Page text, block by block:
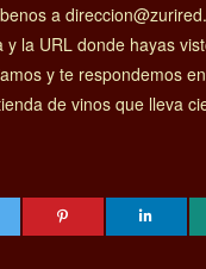
a
y la URL donde hayas
y te respondemos
de vinos que lleva